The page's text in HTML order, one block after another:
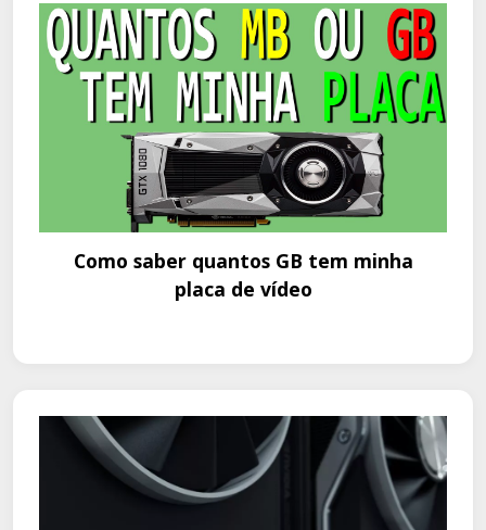
Como saber quantos GB tem minha
placa de vídeo